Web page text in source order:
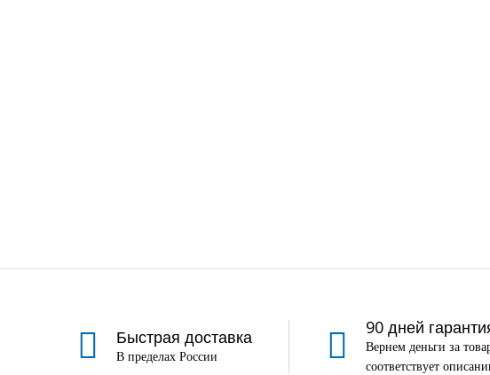
Быстрая доставка
В пределах России
90 дней
Вернем деньги за
соответствует